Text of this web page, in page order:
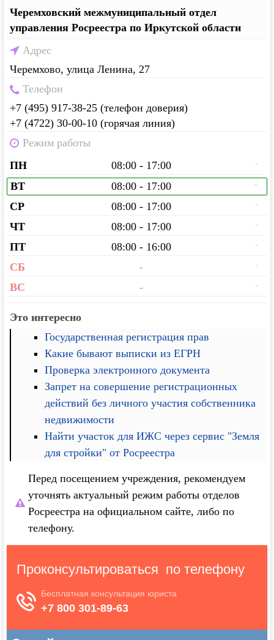
Черемховский межмуниципальный отдел
управления Росреестра по Иркутской области
Адрес
Черемхово, улица Ленина, 27
Телефон
+7 (495) 917-38-25 (телефон доверия)
+7 (4722) 30-00-10 (горячая линия)
Режим работы
ПН
08:00 - 17:00 -
ВТ 08:00 - 17:00 -
СР 08:00 - 17:00 -
ЧТ 08:00 - 17:00 -
ПТ 08:00 - 16:00 -
СБ - -
ВС - -
Это интересно
Государственная регистрация прав
Какие бывают выписки из ЕГРН
Проверка электронного документа
Запрет на совершение регистрационных
действий без личного участия собственника
недвижимости
Найти участок для ИЖС через сервис "Земля
для стройки" от Росреестра
Перед посещением учреждения, рекомендуем
уточнять актуальный режим работы отделов
Росреестра на официальном сайте, либо по
телефону.